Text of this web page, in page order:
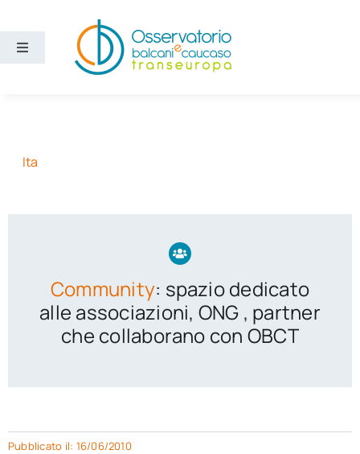
contenuto
Toggle
Chi siamo
Ita
Community: spazio dedicato
alle associazioni, ONG , partner
che collaborano con OBCT
Pubblicato il: 16/06/2010